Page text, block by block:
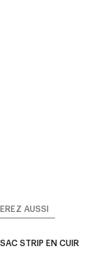
AUSSI
SAC STRIP EN CUIR